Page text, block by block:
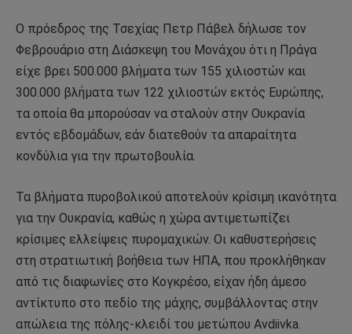
Ο πρόεδρος της Τσεχίας Πετρ Πάβελ δήλωσε τον
Φεβρουάριο στη Διάσκεψη του Μονάχου ότι η Πράγα
είχε βρει 500.000 βλήματα των 155 χιλιοστών και
300.000 βλήματα των 122 χιλιοστών εκτός Ευρώπης,
τα οποία θα μπορούσαν να σταλούν στην Ουκρανία
εντός εβδομάδων, εάν διατεθούν τα απαραίτητα
κονδύλια για την πρωτοβουλία.
Τα βλήματα πυροβολικού αποτελούν κρίσιμη ικανότητα
για την Ουκρανία, καθώς η χώρα αντιμετωπίζει
κρίσιμες ελλείψεις πυρομαχικών. Οι καθυστερήσεις
στη στρατιωτική βοήθεια των ΗΠΑ, που προκλήθηκαν
από τις διαφωνίες στο Κογκρέσο, είχαν ήδη άμεσο
αντίκτυπο στο πεδίο της μάχης, συμβάλλοντας στην
απώλεια της πόλης-κλειδί του μετώπου Avdiivka.